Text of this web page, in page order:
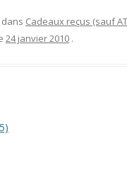
Cadeaux reçus (sauf
24 janvier 2010 .